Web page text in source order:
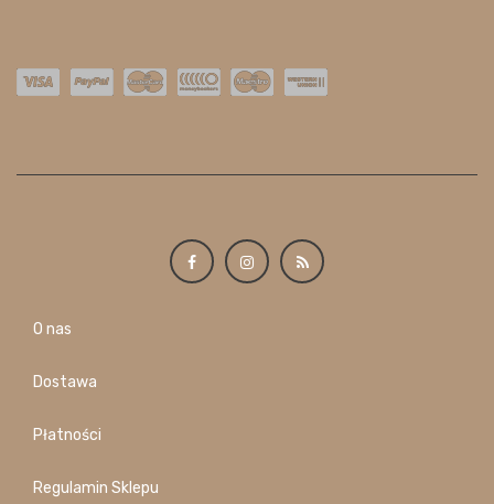
O nas
Dostawa
Płatności
Regulamin Sklepu